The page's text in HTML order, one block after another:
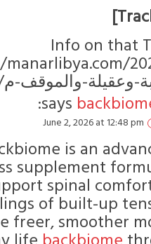
[…]
manarlibya.com/2022/06/27/استبيان-
والموقف-م/ […]
says:
June 2,
Backbiome is
wellness
help support
feelings of
promote freer,